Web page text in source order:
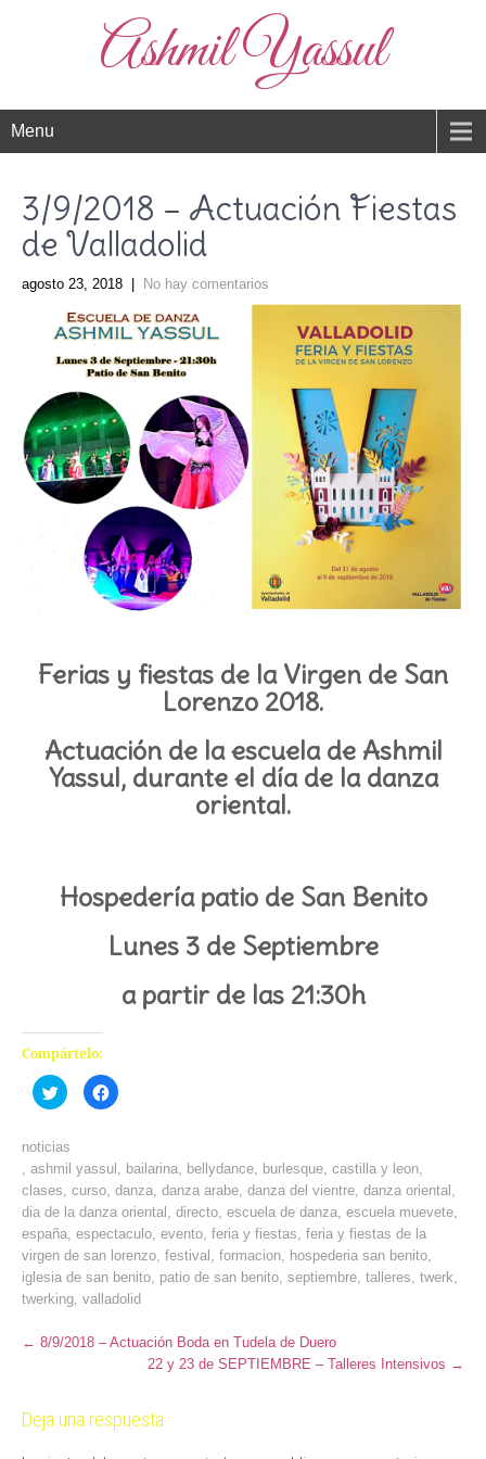
Ashmil Yassul
Menu
3/9/2018 – Actuación Fiestas
de Valladolid
agosto 23, 2018 No hay comentarios
Ferias y fiestas de la Virgen de San
Lorenzo 2018.
Actuación de la escuela de Ashmil
Yassul, durante el día de la danza
oriental.
Hospedería patio de San Benito
Lunes 3 de Septiembre
a partir de las 21:30h
Compártelo:
Haz
clic
en
Twitter
(Se
abre
en
una
ventana
nueva)
Haz
clic
(Se
abre
en
una
ventana
nueva)
noticias
, ashmil yassul , bailarina, bellydance, burlesque, castilla y leon,
clases, curso, danza, danza arabe, danza del vientre, danza oriental ,
dia de la danza oriental , directo, escuela de danza, escuela muevete,
españa, espectaculo, evento, feria y fiestas, feria y fiestas de la
virgen de san lorenzo, festival , formacion, hospederia san benito,
iglesia de san benito, patio de san benito, septiembre, talleres, twerk,
twerking, valladolid
← 8/9/2018 – Actuación Boda en Tudela de Duero
22 y 23 de SEPTIEMBRE – Talleres Intensivos →
Deja una respuesta